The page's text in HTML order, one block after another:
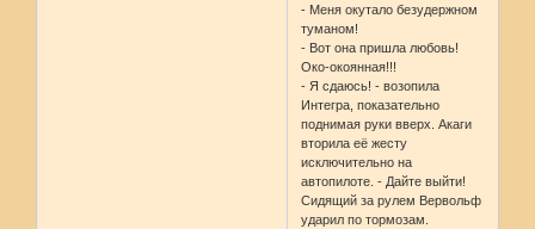
- Меня окутало безудержном
туманом!
- Вот она пришла любовь!
Око-окоянная!!!
- Я сдаюсь! - возопила
Интегра, показательно
поднимая руки вверх. Акаги
вторила её жесту
исключительно на
автопилоте. - Дайте выйти!
Сидящий за рулем Вервольф
ударил по тормозам.